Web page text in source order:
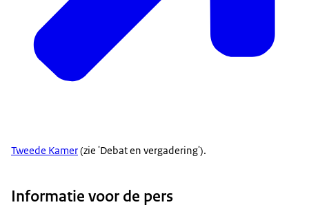
Tweede Kamer(zie 'Debat en vergadering').
Informatie voor de pers